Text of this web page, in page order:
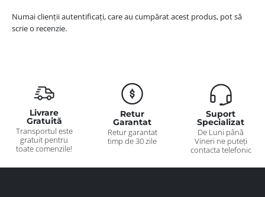
Numai clienții autentificați, care au cumpărat acest produs, pot să
scrie o recenzie.
Livrare
Gratuită
Transportul este
gratuit pentru
toate comenzile!
Retur
Garantat
Retur garantat
timp de 30 zile
Suport
Specializat
De Luni până
Vineri ne puteți
contacta telefonic